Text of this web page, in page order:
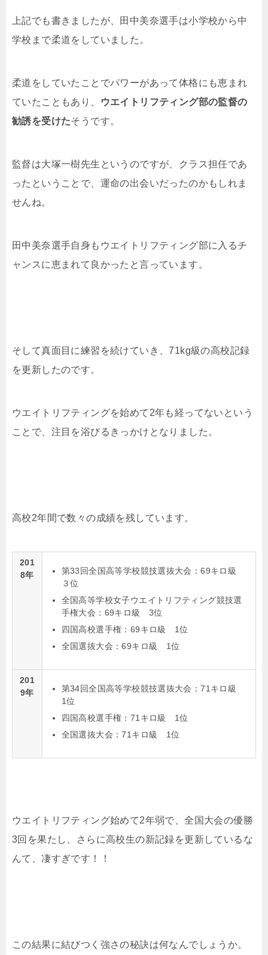
上記でも書きましたが、田中美奈選手は小学校から中
学校まで柔道をしていました。
柔道をしていたことでパワーがあって体格にも恵まれ
ていたこともあり、
ウエイトリフティング部の監督の
勧誘を受けたそうです。
監督は大塚一樹先生というのですが、クラス担任であ
ったということで、運命の出会いだったのかもしれま
せんね。
田中美奈選手自身もウエイトリフティング部に入るチ
ャンスに恵まれて良かったと言っています。
そして真面目に練習を続けていき、71kg級の高校記録
を更新したのです。
ウエイトリフティングを始めて2年も経ってないという
ことで、注目を浴びるきっかけとなりました。
高校2年間で数々の成績を残しています。
201
8年
第33回全国高等学校競技選抜大会：69キロ級
３位
全国高等学校女子ウエイトリフティング競技選
手権大会：69キロ級 3位
四国高校選手権：69キロ級 1位
全国選抜大会：69キロ級 1位
201
9年
第34回全国高等学校競技選抜大会：71キロ級
1位
四国高校選手権：71キロ級 1位
全国選抜大会：71キロ級 1位
ウエイトリフティング始めて2年弱で、全国大会の優勝
3回を果たし、さらに高校生の新記録を更新しているな
んて、凄すぎです！！
この結果に結びつく強さの秘訣は何なんでしょうか。